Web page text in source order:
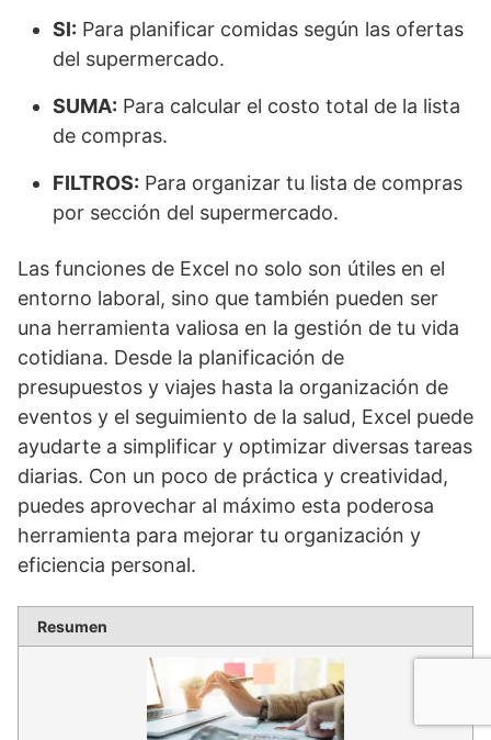
SI: Para planificar comidas según las ofertas
del supermercado.
SUMA: Para calcular el costo total de la lista
de compras.
FILTROS: Para organizar tu lista de compras
por sección del supermercado.
Las funciones de Excel no solo son útiles en el
entorno laboral, sino que también pueden ser
una herramienta valiosa en la gestión de tu vida
cotidiana. Desde la planificación de
presupuestos y viajes hasta la organización de
eventos y el seguimiento de la salud, Excel puede
ayudarte a simplificar y optimizar diversas tareas
diarias. Con un poco de práctica y creatividad,
puedes aprovechar al máximo esta poderosa
herramienta para mejorar tu organización y
eficiencia personal.
Resumen